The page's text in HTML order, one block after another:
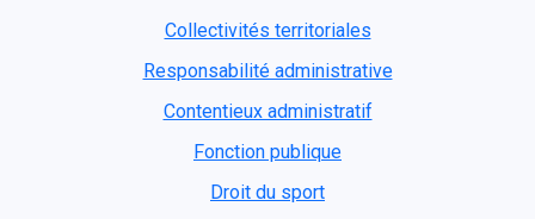
Collectivités territoriales
Responsabilité administrative
Contentieux administratif
Fonction publique
Droit du sport